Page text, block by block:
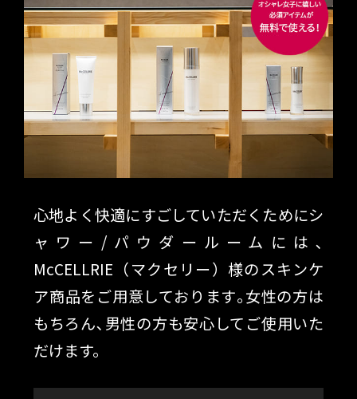
心地よく快適にすごしていただくためにシ
ャワー/パウダールームには､
McCELLRIE（マクセリー）様のスキンケ
ア商品をご用意しております｡女性の方は
もちろん､男性の方も安心してご使用いた
だけます。